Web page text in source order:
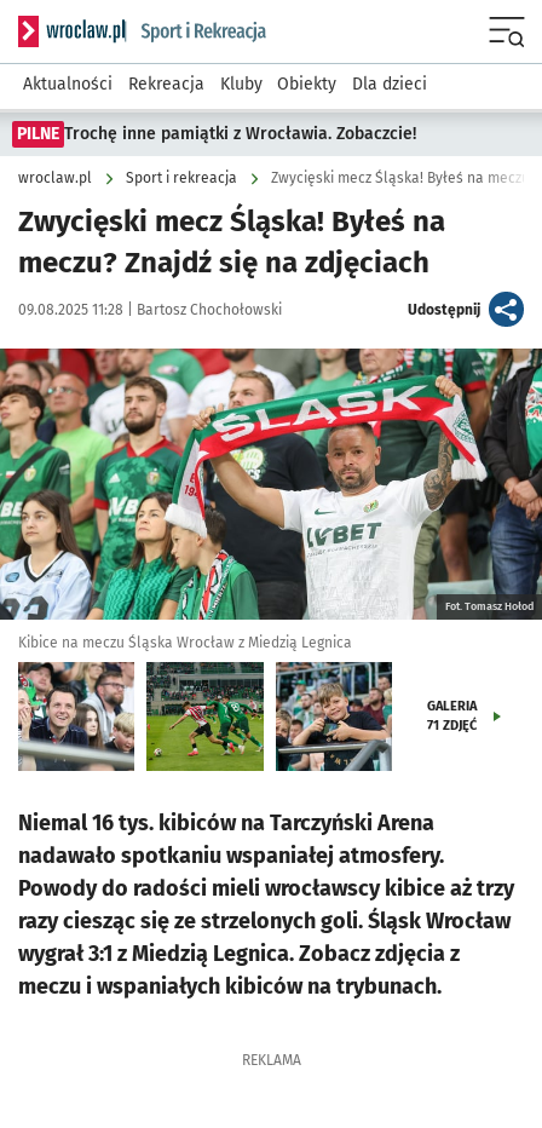
Serwis informacyjny wroclaw.pl podserwis: Sport i rekreacja
Aktualności Rekreacja Kluby Obiekty Dla dzieci
PILNE Trochę inne pamiątki z Wrocławia. Zobaczcie!
wroclaw.pl Sport i rekreacja Zwycięski mecz Śląska! Byłeś na meczu?
Zwycięski mecz Śląska! Byłeś na
meczu? Znajdź się na zdjęciach
Data publikacji:
09.08.2025 11:28 | Autor:
Bartosz Chochołowski Udostępnijartykuł
Kliknij, aby zobaczyć galerię
Fot. Tomasz Hołod
Kibice na meczu Śląska Wrocław z Miedzią Legnica
GALERIA
71 ZDJĘĆ
Niemal 16 tys. kibiców na Tarczyński Arena
nadawało spotkaniu wspaniałej atmosfery.
Powody do radości mieli wrocławscy kibice aż trzy
razy ciesząc się ze strzelonych goli. Śląsk Wrocław
wygrał 3:1 z Miedzią Legnica. Zobacz zdjęcia z
meczu i wspaniałych kibiców na trybunach.
REKLAMA